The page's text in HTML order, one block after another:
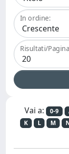
In ordine:
Risultati/Pagina
Vai a: 0-9
K
L M